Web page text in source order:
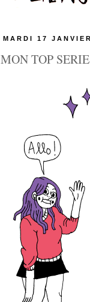
MARDI 17
MON TOP